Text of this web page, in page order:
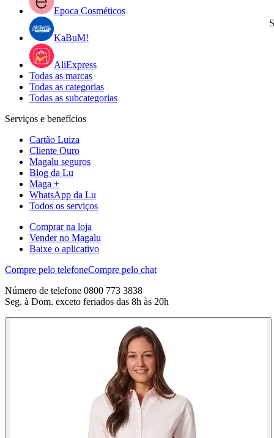
Epoca Cosméticos
KaBuM!
AliExpress
Todas as marcas
Todas as categorias
Todas as subcategorias
Serviços e benefícios
Cartão Luiza
Cliente Ouro
Magalu seguros
Blog da Lu
Maga +
WhatsApp da Lu
Todos os serviços
Comprar na loja
Vender no Magalu
Baixe o aplicativo
Compre pelo telefoneCompre pelo chat
Número de telefone 0800 773 3838
Seg. à Dom. exceto feriados das 8h às 20h